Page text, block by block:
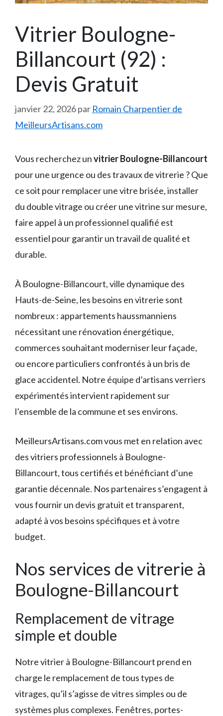
Vitrier Boulogne-
Billancourt (92) :
Devis Gratuit
janvier 22, 2026par Romain Charpentier de
MeilleursArtisans.com
Vous recherchez unvitrier Boulogne-Billancourt
pour une urgence ou des travaux de vitrerie ? Que
ce soit pour remplacer une vitre brisée, installer
du double vitrage ou créer une vitrine sur mesure,
faire appel à un professionnel qualifié est
essentiel pour garantir un travail de qualité et
durable.
À Boulogne-Billancourt, ville dynamique des
Hauts-de-Seine, les besoins en vitrerie sont
nombreux : appartements haussmanniens
nécessitant une rénovation énergétique,
commerces souhaitant moderniser leur façade,
ou encore particuliers confrontés à un bris de
glace accidentel. Notre équipe d’artisans verriers
expérimentés intervient rapidement sur
l’ensemble de la commune et ses environs.
MeilleursArtisans.com vous met en relation avec
des vitriers professionnels à Boulogne-
Billancourt, tous certifiés et bénéficiant d’une
garantie décennale. Nos partenaires s’engagent à
vous fournir un devis gratuit et transparent,
adapté à vos besoins spécifiques et à votre
budget.
Nos services de vitrerie à
Boulogne-Billancourt
Remplacement de vitrage
simple et double
Notre vitrier à Boulogne-Billancourt prend en
charge le remplacement de tous types de
vitrages, qu’il s’agisse de vitres simples ou de
systèmes plus complexes. Fenêtres, portes-